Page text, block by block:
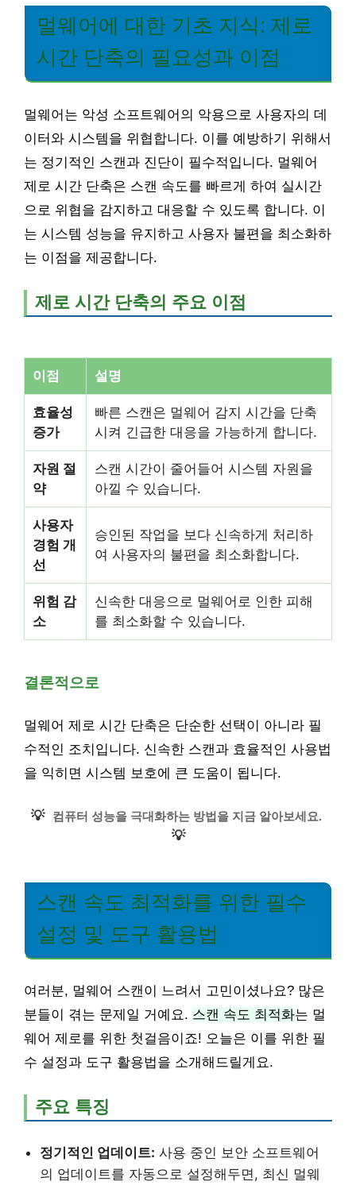
멀웨어에 대한 기초 지식: 제로
시간 단축의 필요성과 이점
멀웨어는 악성 소프트웨어의 악용으로 사용자의 데
이터와 시스템을 위협합니다. 이를 예방하기 위해서
는 정기적인 스캔과 진단이 필수적입니다. 멀웨어
제로 시간 단축은 스캔 속도를 빠르게 하여 실시간
으로 위협을 감지하고 대응할 수 있도록 합니다. 이
는 시스템 성능을 유지하고 사용자 불편을 최소화하
는 이점을 제공합니다.
제로 시간 단축의 주요 이점
이점 설명
효율성
증가
빠른 스캔은 멀웨어 감지 시간을 단축
시켜 긴급한 대응을 가능하게 합니다.
자원 절
약
스캔 시간이 줄어들어 시스템 자원을
아낄 수 있습니다.
사용자
경험 개
선
승인된 작업을 보다 신속하게 처리하
여 사용자의 불편을 최소화합니다.
위험 감
소
신속한 대응으로 멀웨어로 인한 피해
를 최소화할 수 있습니다.
결론적으로
멀웨어 제로 시간 단축은 단순한 선택이 아니라 필
수적인 조치입니다. 신속한 스캔과 효율적인 사용법
을 익히면 시스템 보호에 큰 도움이 됩니다.
💡 컴퓨터 성능을 극대화하는 방법을 지금 알아보세요.
💡
스캔 속도 최적화를 위한 필수
설정 및 도구 활용법
여러분, 멀웨어 스캔이 느려서 고민이셨나요? 많은
분들이 겪는 문제일 거예요. 스캔 속도 최적화는 멀
웨어 제로를 위한 첫걸음이죠! 오늘은 이를 위한 필
수 설정과 도구 활용법을 소개해드릴게요.
주요 특징
정기적인 업데이트: 사용 중인 보안 소프트웨어
의 업데이트를 자동으로 설정해두면, 최신 멀웨